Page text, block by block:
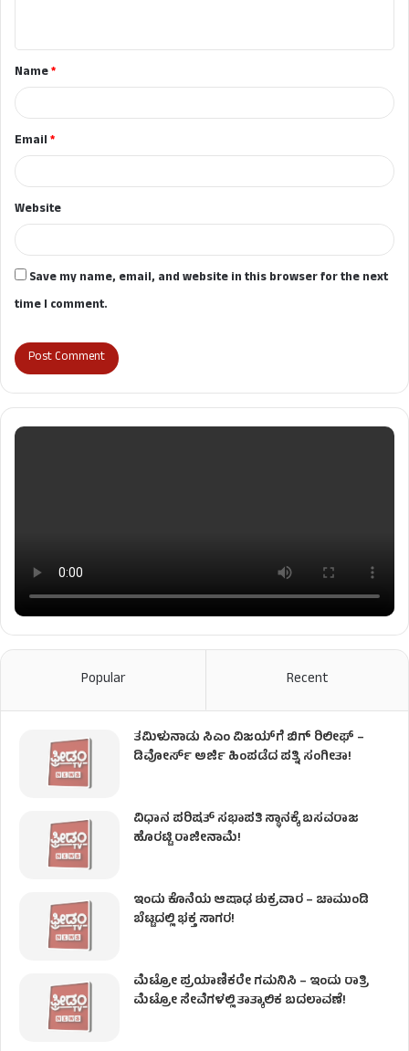
t
*Name*
Email*
Website
Save my name, email, and website in this browser for the next
time I comment.
Popular Recent
ತಮಿಳುನಾಡು ಸಿಎಂ ವಿಜಯ್‌ಗೆ ಬಿಗ್ ರಿಲೀಫ್ –
ಡಿವೋರ್ಸ್ ಅರ್ಜಿ ಹಿಂಪಡೆದ ಪತ್ನಿ ಸಂಗೀತಾ!
ವಿಧಾನ ಪರಿಷತ್ ಸಭಾಪತಿ ಸ್ಥಾನಕ್ಕೆ ಬಸವರಾಜ
ಹೊರಟ್ಟಿ ರಾಜೀನಾಮೆ!
ಇಂದು ಕೊನೆಯ ಆಷಾಢ ಶುಕ್ರವಾರ – ಚಾಮುಂಡಿ
ಬೆಟ್ಟದಲ್ಲಿ ಭಕ್ತ ಸಾಗರ!
ಮೆಟ್ರೋ ಪ್ರಯಾಣಿಕರೇ ಗಮನಿಸಿ – ಇಂದು ರಾತ್ರಿ
ಮೆಟ್ರೋ ಸೇವೆಗಳಲ್ಲಿ ತಾತ್ಕಾಲಿಕ ಬದಲಾವಣೆ!